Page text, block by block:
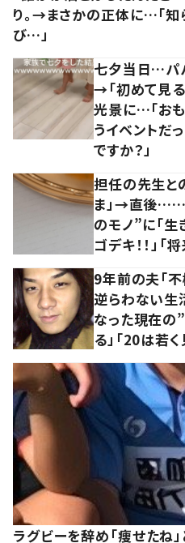
り。→まさかの正体に…「知
び…」
七夕当日…パ
→「初めて見
光景に…「お
うイベントだ
ですか？」
担任の先生と
ま」→直後……
のモノ”に「生
ゴデキ！！」「
9年前の夫「
逆らわない
なった現在の
る」「20は若く
ラグビーを辞め「痩せたね